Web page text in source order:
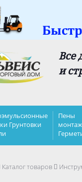
Все
и
Грунтовки
Пены
Каталог товаров